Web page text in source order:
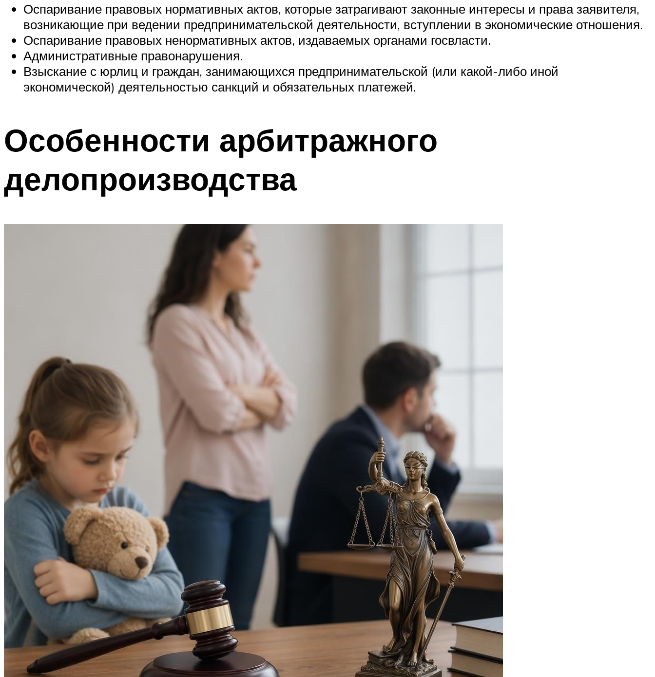
Оспаривание правовых нормативных актов, которые затрагивают законные интересы и права заявителя,
возникающие при ведении предпринимательской деятельности, вступлении в экономические отношения.
Оспаривание правовых ненормативных актов, издаваемых органами госвласти.
Административные правонарушения.
Взыскание с юрлиц и граждан, занимающихся предпринимательской (или какой-либо иной
экономической) деятельностью санкций и обязательных платежей.
Особенности арбитражного
делопроизводства